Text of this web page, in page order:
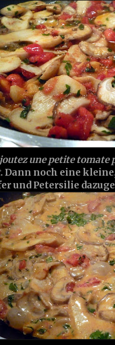
une petite tomate
. Dann noch eine
und Petersilie